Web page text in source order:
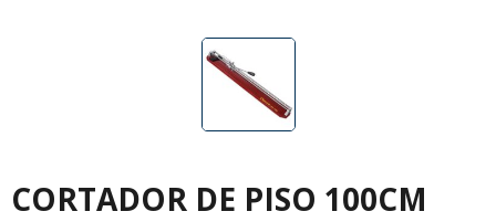
CORTADOR DE PISO 100CM